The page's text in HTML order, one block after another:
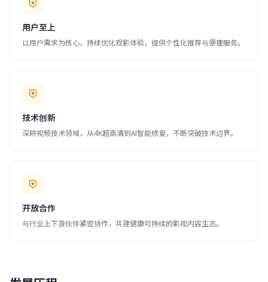
用户至上
以用户需求为核心，持续优化观影体验，提供个性化推荐与便捷服务。
技术创新
深耕视频技术领域，从4K超高清到AI智能修复，不断突破技术边界。
开放合作
与行业上下游伙伴紧密协作，共建健康可持续的影视内容生态。